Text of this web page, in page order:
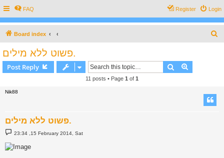
FAQ Login
Register
Board index
פשוט ללא מילים.
Post Reply Search
11 posts • Page 1 of 1
Nik88
פשוט ללא מילים.
P
o
t
23:34 ,15 February 2014, Sat